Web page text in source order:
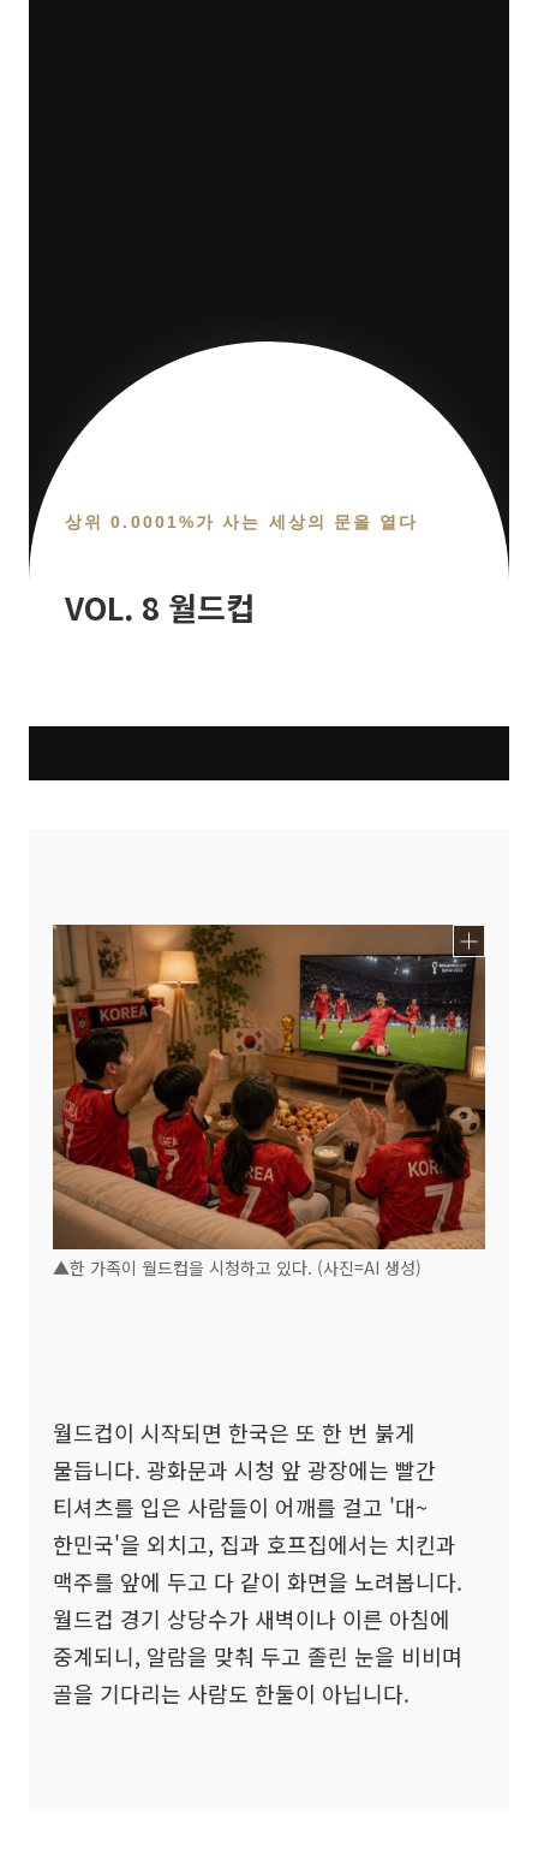
상위 0.0001%가 사는 세상의 문을 열다
VOL. 8 월드컵
▲한 가족이 월드컵을 시청하고 있다. (사진=AI 생성)
월드컵이 시작되면 한국은 또 한 번 붉게
물듭니다. 광화문과 시청 앞 광장에는 빨간
티셔츠를 입은 사람들이 어깨를 걸고 '대~
한민국'을 외치고, 집과 호프집에서는 치킨과
맥주를 앞에 두고 다 같이 화면을 노려봅니다.
월드컵 경기 상당수가 새벽이나 이른 아침에
중계되니, 알람을 맞춰 두고 졸린 눈을 비비며
골을 기다리는 사람도 한둘이 아닙니다.